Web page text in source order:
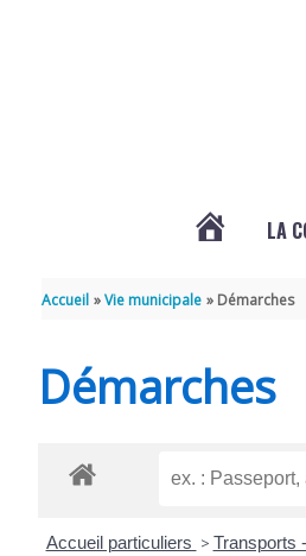
LA
Accueil Vie municipale Démarches
Démarches
Accueil particuliers > Transports